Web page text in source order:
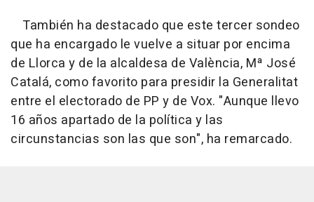
También ha destacado que este tercer sondeo
que ha encargado le vuelve a situar por encima
de Llorca y de la alcaldesa de València, Mª José
Catalá, como favorito para presidir la Generalitat
entre el electorado de PP y de Vox. "Aunque llevo
16 años apartado de la política y las
circunstancias son las que son", ha remarcado.